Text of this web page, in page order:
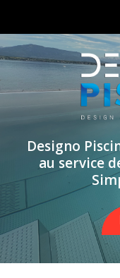
Designo
au service